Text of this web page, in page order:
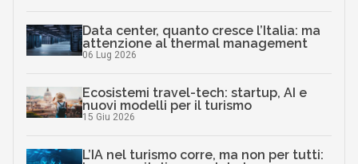
Data center, quanto cresce l’Italia: ma
attenzione al thermal management
06 Lug 2026
Ecosistemi travel-tech: startup, AI e
nuovi modelli per il turismo
15 Giu 2026
L’IA nel turismo corre, ma non per tutti: